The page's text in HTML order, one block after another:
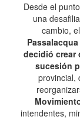
Desde el
una
cambio,
decidió crear
sucesión
provincial,
intendentes,